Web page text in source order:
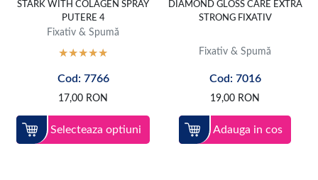
STARK WITH COLAGEN SPRAY
PUTERE 4
Fixativ & Spumă
Cod: 7766
17,00 RON
Selecteaza optiuni
DIAMOND GLOSS CARE EXTRA
STRONG FIXATIV
Fixativ & Spumă
Cod: 7016
19,00 RON
Adauga in cos